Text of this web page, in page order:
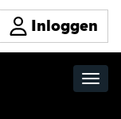
Inloggen